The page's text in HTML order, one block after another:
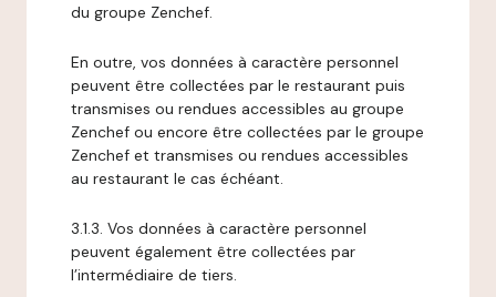
du groupe Zenchef.
En outre, vos données à caractère personnel
peuvent être collectées par le restaurant puis
transmises ou rendues accessibles au groupe
Zenchef ou encore être collectées par le groupe
Zenchef et transmises ou rendues accessibles
au restaurant le cas échéant.
3.1.3. Vos données à caractère personnel
peuvent également être collectées par
l’intermédiaire de tiers.